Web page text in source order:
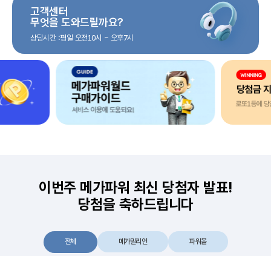
고객센터
무엇을 도와드릴까요?
상담시간 :평일 오전10시 ~ 오후7시
이번주 메가파워 최신 당첨자 발표!
당첨을 축하드립니다
전체 메가밀리언 파워볼